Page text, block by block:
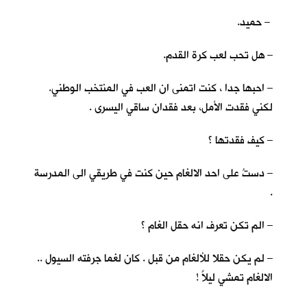
– حميد.
– هل تحب لعب كرة القدم.
– احبها جدا ، كنت اتمنى ان العب في المنتخب الوطني.
لكني فقدت الأمل، بعد فقدان ساقي اليسرى .
– كيف فقدتها ؟
– دستُ على احد الالغام حين كنت في طريقي الى المدرسة
.
– الم تكن تعرف انه حقل الغام ؟
– لم يكن حقلا للألغام من قبل . كان لغما جرفته السيول ..
الالغام تمشي ليلاً !